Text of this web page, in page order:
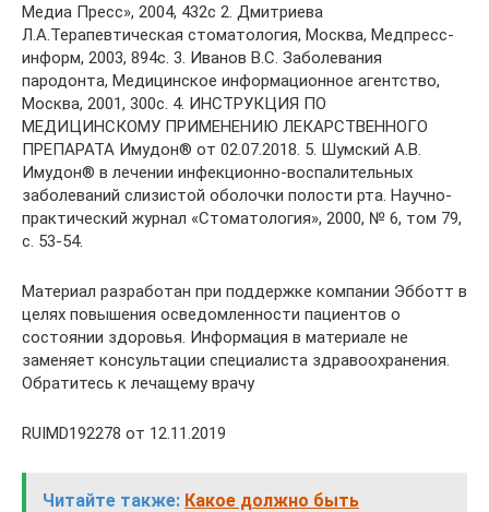
Медиа Пресс», 2004, 432с 2. Дмитриева
Л.А.Терапевтическая стоматология, Москва, Meдпресс-
информ, 2003, 894с. 3. Иванов В.С. Заболевания
пародонта, Медицинское информационное агентство,
Москва, 2001, 300с. 4. ИНСТРУКЦИЯ ПО
МЕДИЦИНСКОМУ ПРИМЕНЕНИЮ ЛЕКАРСТВЕННОГО
ПРЕПАРАТА Имудон® от 02.07.2018. 5. Шумский А.В.
Имудон® в лечении инфекционно-воспалительных
заболеваний слизистой оболочки полости рта. Научно-
практический журнал «Стоматология», 2000, № 6, том 79,
с. 53-54.
Материал разработан при поддержке компании Эбботт в
целях повышения осведомленности пациентов о
состоянии здоровья. Информация в материале не
заменяет консультации специалиста здравоохранения.
Обратитесь к лечащему врачу
RUIMD192278 от 12.11.2019
Читайте также: Какое должно быть